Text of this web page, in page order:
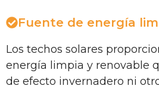
Fuente de energía
Los techos solares
energía limpia y renovable
de efecto invernadero ni